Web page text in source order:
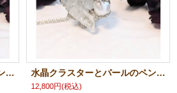
水晶クラスターとパールのペンダント 水晶クラスターとパールのペンダント
12,800円(税込)